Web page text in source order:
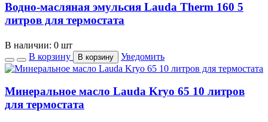
Водно-масляная эмульсия Lauda Therm 160 5
литров для термостата
В наличии: 0 шт
В корзину
В корзину Уведомить
Минеральное масло Lauda Kryo 65 10 литров
для термостата